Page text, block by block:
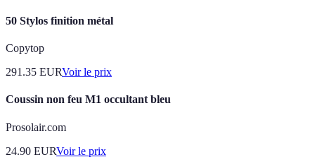
50 Stylos finition métal
Copytop
291.35 EURVoir le prix
Coussin non feu M1 occultant bleu
Prosolair.com
24.90 EURVoir le prix